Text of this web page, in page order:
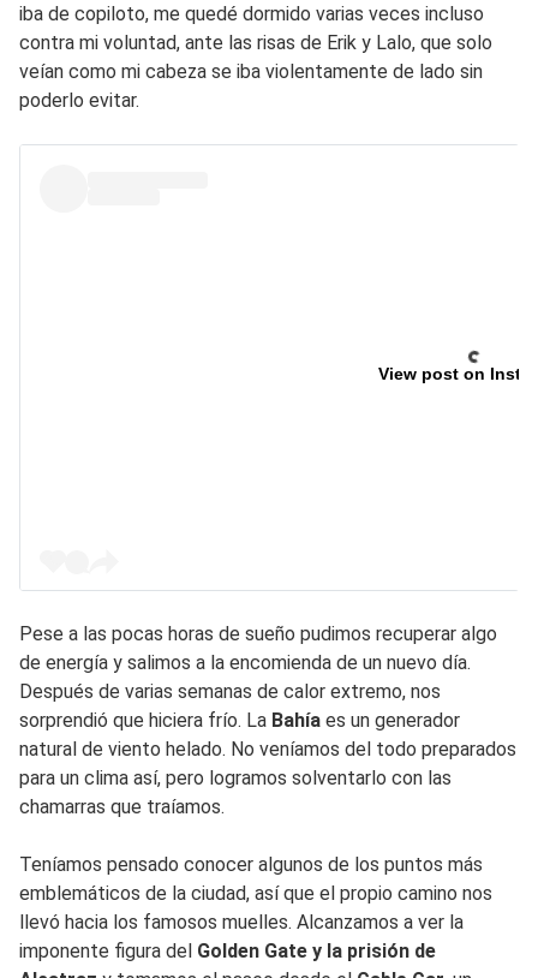
iba de copiloto, me quedé dormido varias veces incluso
contra mi voluntad, ante las risas de Erik y Lalo, que solo
veían como mi cabeza se iba violentamente de lado sin
poderlo evitar.
View post on
Pese a las pocas horas de sueño pudimos recuperar algo
de energía y salimos a la encomienda de un nuevo día.
Después de varias semanas de calor extremo, nos
sorprendió que hiciera frío. La Bahía es un generador
natural de viento helado. No veníamos del todo preparados
para un clima así, pero logramos solventarlo con las
chamarras que traíamos.
Teníamos pensado conocer algunos de los puntos más
emblemáticos de la ciudad, así que el propio camino nos
llevó hacia los famosos muelles. Alcanzamos a ver la
imponente figura del Golden Gate y la prisión de